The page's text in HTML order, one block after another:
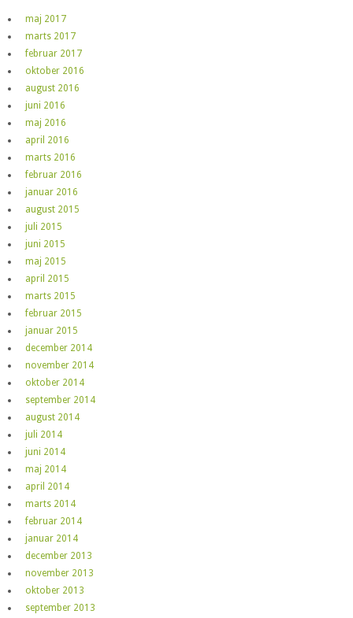
maj 2017
marts 2017
februar 2017
oktober 2016
august 2016
juni 2016
maj 2016
april 2016
marts 2016
februar 2016
januar 2016
august 2015
juli 2015
juni 2015
maj 2015
april 2015
marts 2015
februar 2015
januar 2015
december 2014
november 2014
oktober 2014
september 2014
august 2014
juli 2014
juni 2014
maj 2014
april 2014
marts 2014
februar 2014
januar 2014
december 2013
november 2013
oktober 2013
september 2013